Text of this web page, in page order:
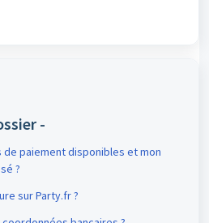
-
paiement disponibles et mon
?
sur Party.fr ?